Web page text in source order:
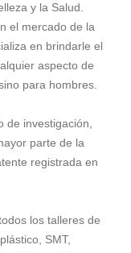
y la Salud.
el mercado de la
en brindarle el
aspecto de
para hombres.
investigación,
parte de la
registrada en
los talleres de
SMT,